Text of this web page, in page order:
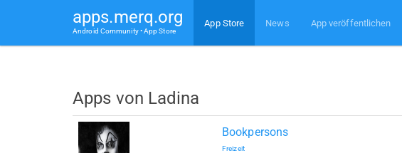
apps.merq.org
Android Community • App Store
App Store News App veröffentlichen
Apps von Ladina
Bookpersons
Freizeit